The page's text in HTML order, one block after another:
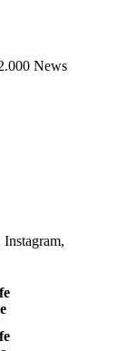
News
Instagram,